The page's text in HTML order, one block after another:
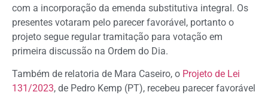
com a incorporação da emenda substitutiva integral. Os
presentes votaram pelo parecer favorável, portanto o
projeto segue regular tramitação para votação em
primeira discussão na Ordem do Dia.
Também de relatoria de Mara Caseiro, o Projeto de Lei
131/2023, de Pedro Kemp (PT), recebeu parecer favorável